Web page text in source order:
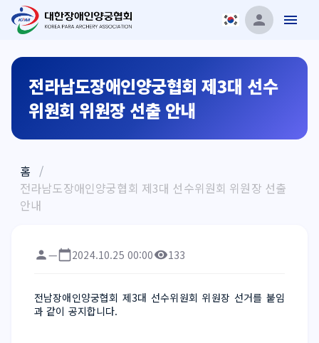
전라남도장애인양궁협회 제3대 선수
위원회 위원장 선출 안내
홈 /
전라남도장애인양궁협회 제3대 선수위원회 위원장 선출
안내
— 2024.10.25 00:00 133
전남장애인양궁협회 제3대 선수위원회 위원장 선거를 붙임
과 같이 공지합니다.